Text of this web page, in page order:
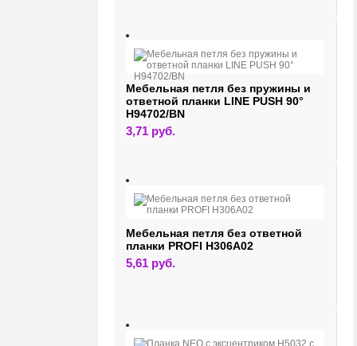
Мебельная петля без пружины и
ответной планки LINE PUSH 90°
H94702/BN
3,71 руб.
Мебельная петля без ответной
планки PROFI H306A02
5,61 руб.